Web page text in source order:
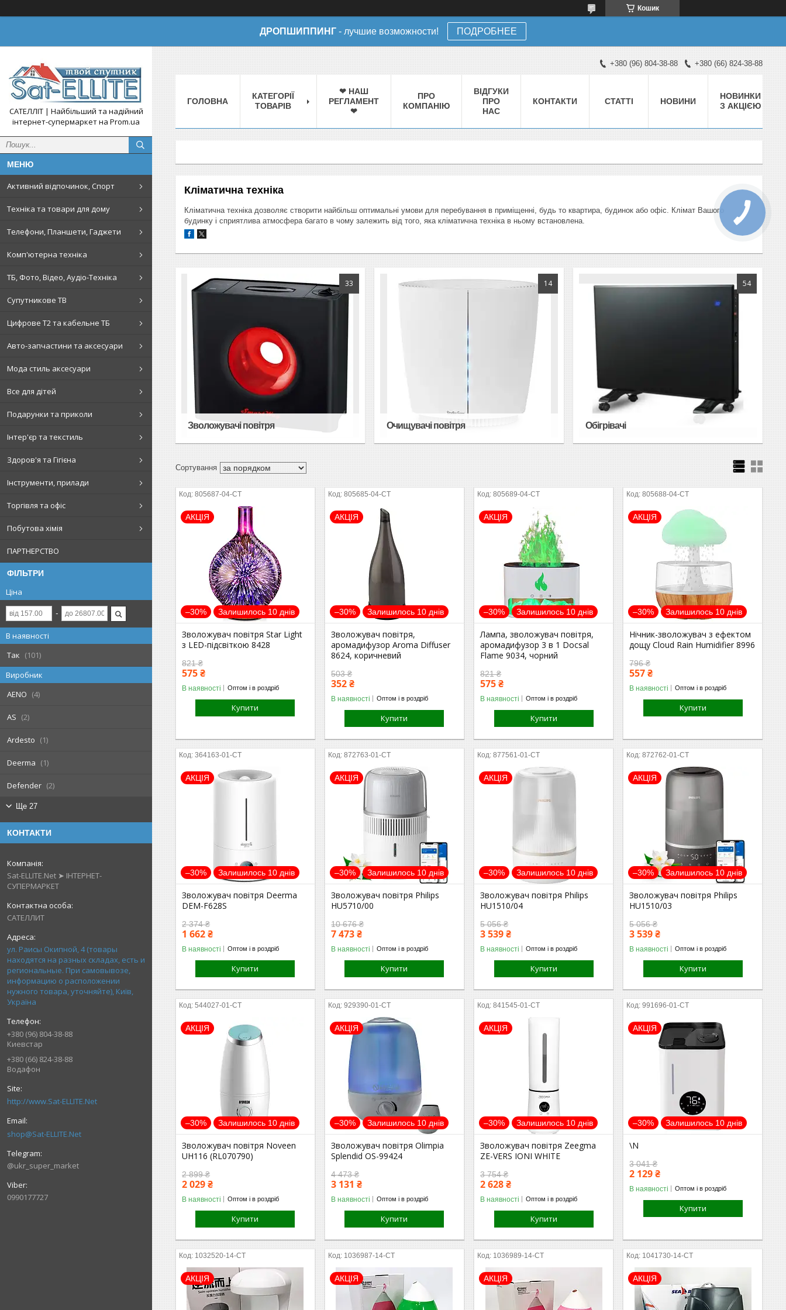
Кошик
ДРОПШИППИНГ - лучшие возможности! ПОДРОБНЕЕ
САТЕЛЛІТ | Найбільший та надійний
інтернет-супермаркет на Prom.ua
Активний відпочинок, Спорт
Техніка та товари для дому
Телефони, Планшети, Гаджети
Комп'ютерна техніка
ТБ, Фото, Відео, Аудіо-Техніка
Супутникове ТВ
Цифрове Т2 та кабельне ТБ
Авто-запчастини та аксесуари
Мода стиль аксесуари
Все для дітей
Подарунки та приколи
Інтер'єр та текстиль
Здоров'я та Гігієна
Інструменти, прилади
Торгівля та офіс
Побутова хімія
ПАРТНЕРСТВО
ФІЛЬТРИ
Ціна
В наявності
Так
101
Виробник
AENO
4
AS 2
Ardesto 1
Deerma 1
Defender 2
Ще 27
КОНТАКТИ
Sat-ELLITE.Net ➤ ІНТЕРНЕТ-
СУПЕРМАРКЕТ
САТЕЛЛИТ
ул. Раисы Окипной, 4 (товары
находятся на разных складах, есть и
региональные. При самовывозе,
информацию о расположении
нужного товара, уточняйте), Київ,
Україна
+380 (96) 804-38-88
Киевстар
+380 (66) 824-38-88
Водафон
http://www.Sat-ELLITE.Net
shop@Sat-ELLITE.Net
@ukr_super_market
0990177727
+380 (96) 804-38-88 +380 (66) 824-38-88
ГОЛОВНА
КАТЕГОРІЇ
ТОВАРІВ
❤ НАШ
РЕГЛАМЕНТ
❤
ПРО
КОМПАНІЮ
ВІДГУКИ
ПРО
НАС
КОНТАКТИ СТАТТІ НОВИНИ
НОВИНКИ
З АКЦІЄЮ
Кліматична техніка
Кліматична техніка дозволяє створити найбільш оптимальні умови для перебування в приміщенні, будь то квартира, будинок або офіс. Клімат Вашого
будинку і сприятлива атмосфера багато в чому залежить від того, яка кліматична техніка в ньому встановлена.
33
Зволожувачі повітря
14
Очищувачі повітря
54
Обігрівачі
805687-04-СТ
АКЦІЯ
–30% Залишилось 10 днів
Зволожувач повітря Star Light
з LED-підсвіткою 8428
821 ₴
575 ₴
В наявності Оптом і в роздріб
Купити
805685-04-СТ
АКЦІЯ
–30% Залишилось 10 днів
Зволожувач повітря,
аромадифузор Aroma Diffuser
8624, коричневий
503 ₴
352 ₴
В наявності Оптом і в роздріб
Купити
805689-04-СТ
АКЦІЯ
–30% Залишилось 10 днів
Лампа, зволожувач повітря,
аромадифузор 3 в 1 Docsal
Flame 9034, чорний
821 ₴
575 ₴
В наявності Оптом і в роздріб
Купити
805688-04-СТ
АКЦІЯ
–30% Залишилось 10 днів
Нічник-зволожувач з ефектом
дощу Cloud Rain Humidifier 8996
796 ₴
557 ₴
В наявності Оптом і в роздріб
Купити
364163-01-СТ
АКЦІЯ
–30% Залишилось 10 днів
Зволожувач повітря Deerma
DEM-F628S
2 374 ₴
1 662 ₴
В наявності Оптом і в роздріб
Купити
872763-01-СТ
АКЦІЯ
–30% Залишилось 10 днів
Зволожувач повітря Philips
HU5710/00
10 676 ₴
7 473 ₴
В наявності Оптом і в роздріб
Купити
877561-01-СТ
АКЦІЯ
–30% Залишилось 10 днів
Зволожувач повітря Philips
HU1510/04
5 056 ₴
3 539 ₴
В наявності Оптом і в роздріб
Купити
872762-01-СТ
АКЦІЯ
–30% Залишилось 10 днів
Зволожувач повітря Philips
HU1510/03
5 056 ₴
3 539 ₴
В наявності Оптом і в роздріб
Купити
544027-01-СТ
АКЦІЯ
–30% Залишилось 10 днів
Зволожувач повітря Noveen
UH116 (RL070790)
2 899 ₴
2 029 ₴
В наявності Оптом і в роздріб
Купити
929390-01-СТ
АКЦІЯ
–30% Залишилось 10 днів
Зволожувач повітря Olimpia
Splendid OS-99424
4 473 ₴
3 131 ₴
В наявності Оптом і в роздріб
Купити
841545-01-СТ
АКЦІЯ
–30% Залишилось 10 днів
Зволожувач повітря Zeegma
ZE-VERS IONI WHITE
3 754 ₴
2 628 ₴
В наявності Оптом і в роздріб
Купити
991696-01-СТ
АКЦІЯ
–30% Залишилось 10 днів
\N
3 041 ₴
2 129 ₴
В наявності Оптом і в роздріб
Купити
1032520-14-СТ
АКЦІЯ
1036987-14-СТ
АКЦІЯ
1036989-14-СТ
АКЦІЯ
1041730-14-СТ
АКЦІЯ